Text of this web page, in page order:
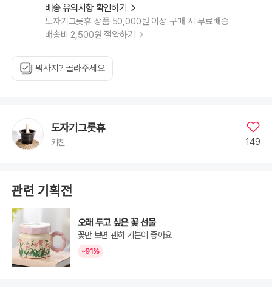
배송 유의사항 확인하기
도자기그릇휴 상품 50,000원 이상 구매 시 무료배송
배송비 2,500원 절약하기
뭐사지? 골라주세요
도자기그릇휴
키친 149
관련 기획전
오래 두고 싶은 꽃 선물
꽃만 보면 괜히 기분이 좋아요
~91%